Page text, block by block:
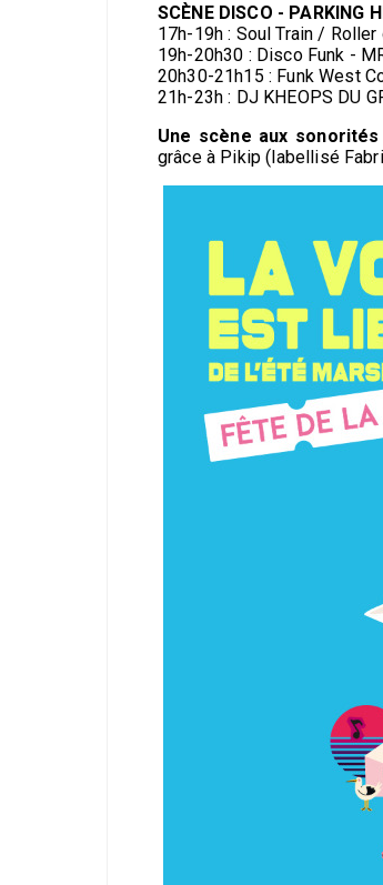
SCÈNE DISCO - PARKING
17h-19h : Soul Train / Roller
19h-20h30 : Disco Funk -
20h30-21h15 : Funk West
21h-23h : DJ KHEOPS DU
Une scène aux
grâce à Pikip (labellisé